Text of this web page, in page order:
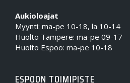
Aukioloajat
Myynti: ma-pe 10-18, la 10-14
Huolto Tampere: ma-pe 09-17
Huolto Espoo: ma-pe 10-18
ESPOON TOIMIPISTE